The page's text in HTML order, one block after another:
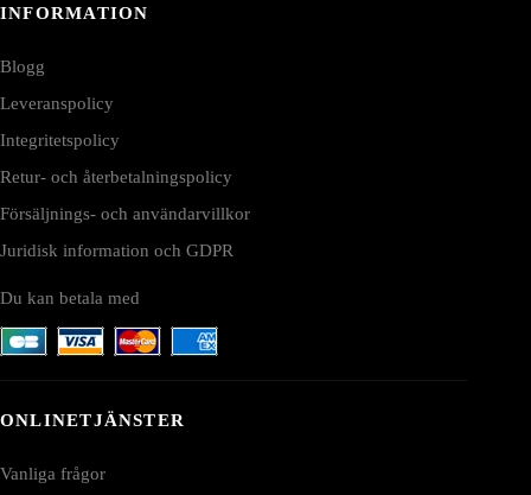
INFORMATION
Blogg
Leveranspolicy
Integritetspolicy
Retur- och återbetalningspolicy
Försäljnings- och användarvillkor
Juridisk information och GDPR
Du kan betala med
ONLINETJÄNSTER
Vanliga frågor